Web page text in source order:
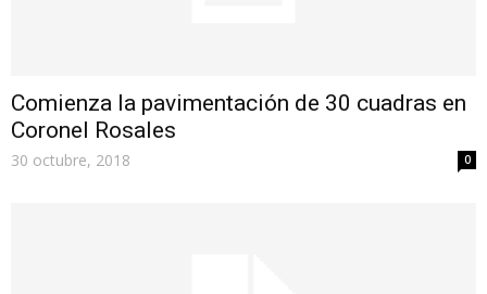
Comienza la pavimentación de 30 cuadras en
Coronel Rosales
30 octubre, 2018 0